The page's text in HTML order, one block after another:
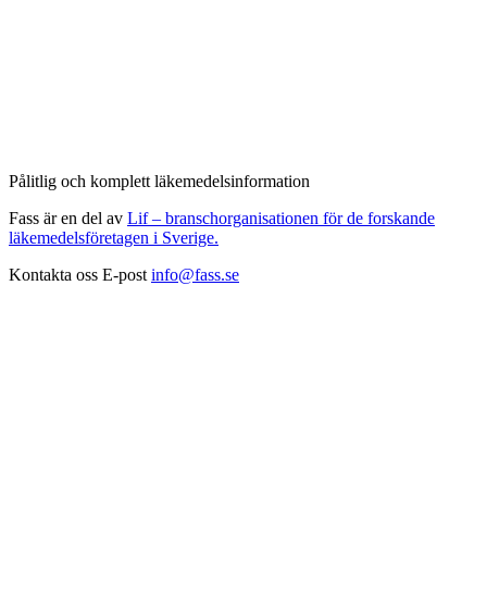
Pålitlig och komplett läkemedelsinformation
Fass är en del av Lif – branschorganisationen för de forskande
läkemedelsföretagen i Sverige.
Kontakta oss E-post info@fass.se